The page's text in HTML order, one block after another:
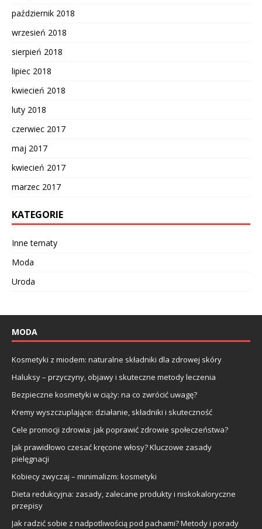
październik 2018
wrzesień 2018
sierpień 2018
lipiec 2018
kwiecień 2018
luty 2018
czerwiec 2017
maj 2017
kwiecień 2017
marzec 2017
KATEGORIE
Inne tematy
Moda
Uroda
MODA
Kosmetyki z miodem: naturalne składniki dla zdrowej skóry
Haluksy – przyczyny, objawy i skuteczne metody leczenia
Bezpieczne kosmetyki w ciąży: na co zwrócić uwagę?
Kremy wyszczuplające: działanie, składniki i skuteczność
Cele promocji zdrowia: jak poprawić zdrowie społeczeństwa?
Jak prawidłowo czesać kręcone włosy? Kluczowe zasady
pielęgnacji
Kobiecy zwyczaj – minimalizm: kosmetyki
Dieta redukcyjna: zasady, zalecane produkty i niskokaloryczne
przepisy
Jak radzić sobie z nadpotliwością pod pachami? Metody i porady